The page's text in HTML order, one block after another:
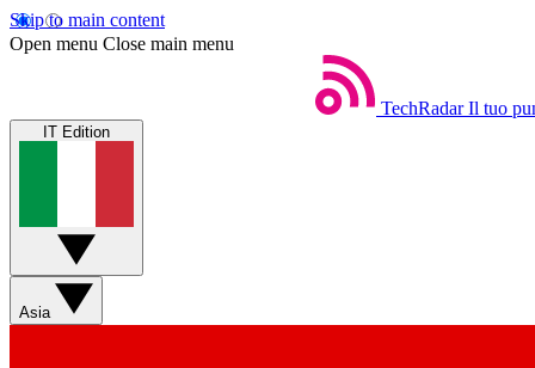
Skip to main content
Open menu Close main menu
TechRadar Il tuo
IT Edition
Asia